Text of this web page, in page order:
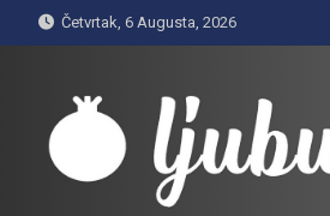
to
Četvrtak, 6 Augusta, 2026